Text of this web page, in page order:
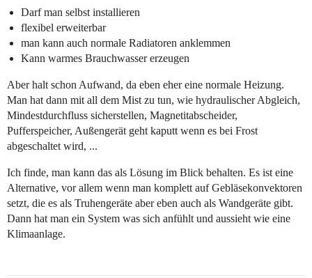
Darf man selbst installieren
flexibel erweiterbar
man kann auch normale Radiatoren anklemmen
Kann warmes Brauchwasser erzeugen
Aber halt schon Aufwand, da eben eher eine normale Heizung.
Man hat dann mit all dem Mist zu tun, wie hydraulischer Abgleich,
Mindestdurchfluss sicherstellen, Magnetitabscheider,
Pufferspeicher, Außengerät geht kaputt wenn es bei Frost
abgeschaltet wird, ...
Ich finde, man kann das als Lösung im Blick behalten. Es ist eine
Alternative, vor allem wenn man komplett auf Gebläsekonvektoren
setzt, die es als Truhengeräte aber eben auch als Wandgeräte gibt.
Dann hat man ein System was sich anfühlt und aussieht wie eine
Klimaanlage.